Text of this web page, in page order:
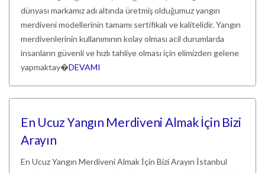
dünyası markamız adı altında üretmiş olduğumuz yangın
merdiveni modellerinin tamamı sertifikalı ve kalitelidir. Yangın
merdivenlerinin kullanımının kolay olması acil durumlarda
insanların güvenli ve hızlı tahliye olması için elimizden gelene
yapmaktay�DEVAMI
En Ucuz Yangın Merdiveni Almak İçin Bizi
Arayın
En Ucuz Yangın Merdiveni Almak İçin Bizi Arayın İstanbul